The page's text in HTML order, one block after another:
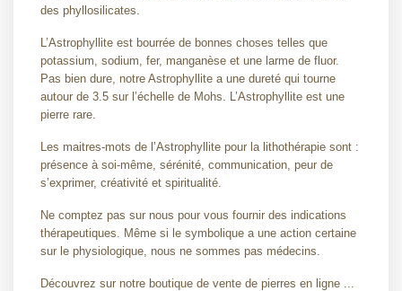
des phyllosilicates.
L’Astrophyllite est bourrée de bonnes choses telles que
potassium, sodium, fer, manganèse et une larme de fluor.
Pas bien dure, notre Astrophyllite a une dureté qui tourne
autour de 3.5 sur l’échelle de Mohs. L’Astrophyllite est une
pierre rare.
Les maitres-mots de l’Astrophyllite pour la lithothérapie sont :
présence à soi-même, sérénité, communication, peur de
s’exprimer, créativité et spiritualité.
Ne comptez pas sur nous pour vous fournir des indications
thérapeutiques. Même si le symbolique a une action certaine
sur le physiologique, nous ne sommes pas médecins.
Découvrez sur notre boutique de vente de pierres en ligne ...